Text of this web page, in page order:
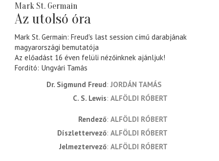
Mark St. Germain
Az utolsó óra
Mark St. Germain: Freud's last session című darabjának
magyarországi bemutatója
Az előadást 16 éven felüli nézőinknek ajánljuk!
Fordító Ungvári Tamás
Dr. Sigmund Freud JORDÁN TAMÁS
C. S. Lewis ALFÖLDI RÓBERT
rendező ALFÖLDI RÓBERT
díszlettervező ALFÖLDI RÓBERT
jelmeztervező ALFÖLDI RÓBERT